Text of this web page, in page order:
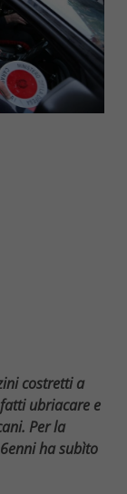
costretti a
ubriacare e
Per la
ha subìto